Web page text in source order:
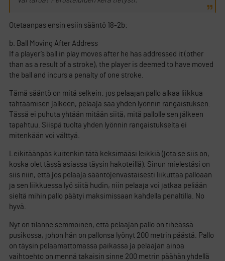
Otetaanpas ensin esiin sääntö 18-2b:
b. Ball Moving After Address
If a player’s ball in play moves after he has addressed it (other
than as a result of a stroke), the player is deemed to have moved
the ball and incurs a penalty of one stroke.
Tämä sääntö on mitä selkein: jos pelaajan pallo alkaa liikkua
tähtäämisen jälkeen, pelaaja saa yhden lyönnin rangaistuksen.
Tässä ei puhuta yhtään mitään siitä, mitä pallolle sen jälkeen
tapahtuu. Siispä tuolta yhden lyönnin rangaistukselta ei
mitenkään voi välttyä.
Leikitäänpäs kuitenkin tätä keksimääsi leikkiä (jota se siis on,
koska olet tässä asiassa täysin hakoteillä). Sinun mielestäsi on
siis niin, että jos pelaaja sääntöjenvastaisesti liikuttaa palloaan
ja sen liikkuessa lyö siitä hudin, niin pelaaja voi jatkaa peliään
sieltä mihin pallo päätyi maksimissaan kahdella penaltilla. No
hyvä.
Nyt on tilanne semmoinen, että pelaajan pallo on tiheässä
pusikossa, johon hän on pallonsa lyönyt 200 metrin päästä. Pallo
on täysin pelaamattomassa paikassa ja pelaajan ainoa
vaihtoehto on mennä takaisin sinne 200 metrin päähän yhdellä